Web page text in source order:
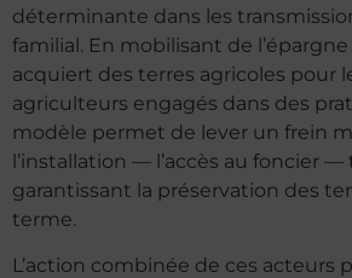
déterminante dans les
familial. En mobilisant de
acquiert des terres agricoles pour
agriculteurs engagés dans des
modèle permet de lever un frein
l’installation — l’accès au foncier —
garantissant la préservation des
terme.
L’action combinée de ces acteurs